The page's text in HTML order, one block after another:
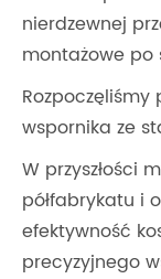
nierdzewnej
montażowe po
wspornika ze
W przyszłości
półfabrykatu i
efektywność
precyzyjnego